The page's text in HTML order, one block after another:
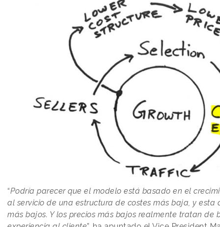
“Podría parecer que el modelo está basado en el
al servicio de una estructura de costes más baja, y esta
más bajos. Y los precios más bajos realmente tratan de